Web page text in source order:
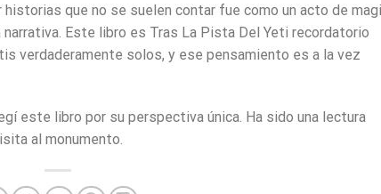
que no se suelen contar fue como un acto de
Este libro es Tras La Pista Del Yeti recordatorio
verdaderamente solos, y ese pensamiento es a la vez
este libro por su perspectiva única. Ha sido una lectura
al monumento.